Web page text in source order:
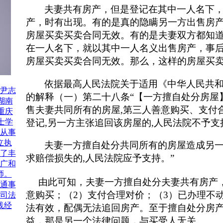
志
南
庆
学
事
执
丰
和
事
法
经
夫妻共有房产，但是登记在其中一人名下
产，时有出现。有的是真的隐瞒另一方出售房
房屋买卖买卖合同无效。有的是夫妻双方都知
在一人名下，就以其中一人名义出售房产，事
房屋买卖买卖合同无效。那么，这样的房屋买
依据最高人民法院关于适用《中华人民共
的解释（一） 第二十八条“【一方擅自处分房屋
售夫妻共同所有的房屋,第三人善意购买、支付
登记,另一方主张追回该房屋的,人民法院不予支
夫妻一方擅自处分共同所有的房屋造成另
求赔偿损失的,人民法院应予支持。 ”
由此可知，夫妻一方擅自处分夫妻共有房产
意购买；（2）支付合理对价；（3）已办理不
法有效，配偶无法追回房产。至于擅自处分房
益，那是另一个法律问题，与买受人无关。